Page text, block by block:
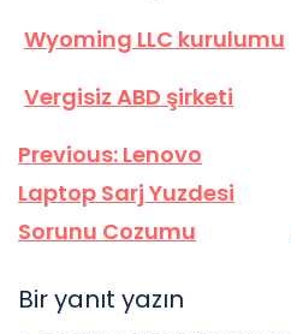
Wyoming LLC kurulumu
Vergisiz ABD şirketi
Yazı
gezinmesi
Previous: Lenovo
Laptop Sarj Yuzdesi
Sorunu Cozumu
Bir yanıt yazın